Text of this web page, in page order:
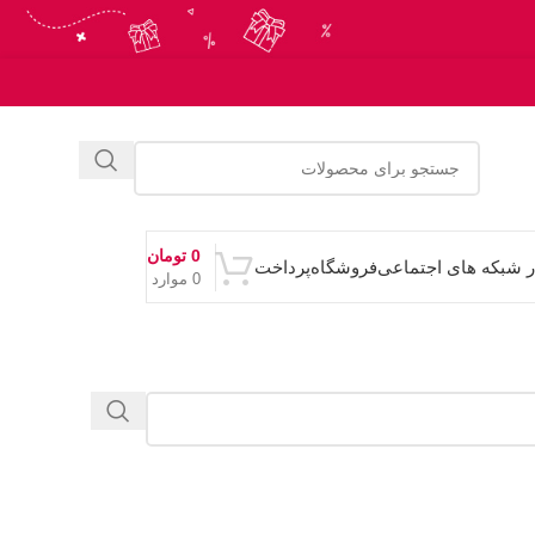
شبکه های اجتماعیفروشگاهپرداخت
0 موارد
0 تومان